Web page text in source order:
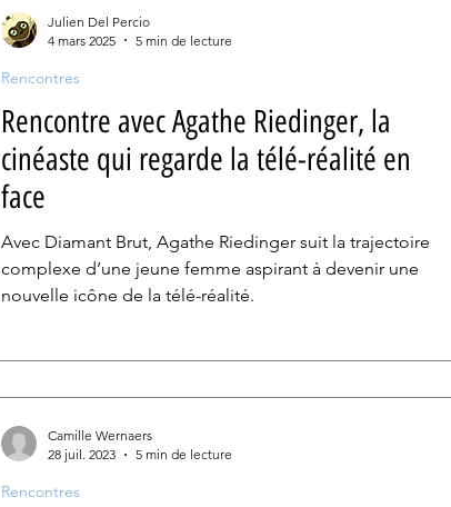
Rencontre avec Agathe Riedinger, la
cinéaste qui regarde la télé-réalité en
face
Avec Diamant Brut, Agathe Riedinger suit la trajectoire
complexe d’une jeune femme aspirant à devenir une
nouvelle icône de la télé-réalité.
Rencontres
Julien Del Percio
4 mars 2025
5 min de lecture
Rencontres
Camille Wernaers
28 juil. 2023
5 min de lecture